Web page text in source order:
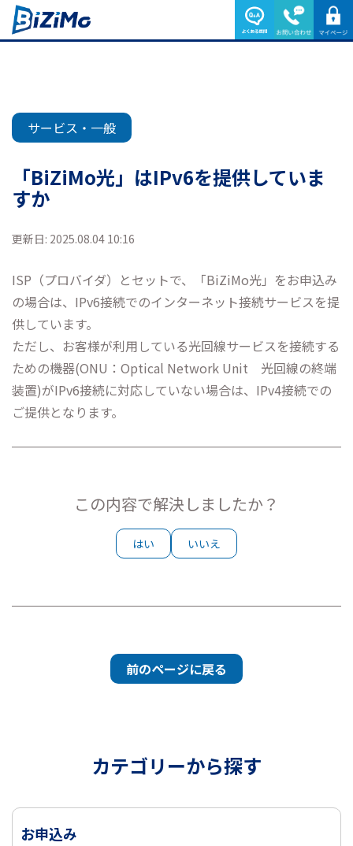
サービス・一般
「BiZiMo光」はIPv6を提供していま
すか
更新日: 2025.08.04 10:16
ISP（プロバイダ）とセットで、「BiZiMo光」をお申込み
の場合は、IPv6接続でのインターネット接続サービスを提
供しています。
ただし、お客様が利用している光回線サービスを接続する
ための機器(ONU：Optical Network Unit 光回線の終端
装置)がIPv6接続に対応していない場合は、IPv4接続での
ご提供となります。
この内容で解決しましたか？
はい いいえ
前のページに戻る
カテゴリーから探す
お申込み